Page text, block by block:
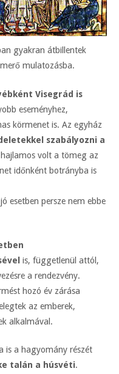
gyakran átbillentek
mulatozásba.
Visegrád is
eseményhez,
körmenet is. Az egyház
szabályozni a
hajlamos volt a tömeg az
időnként botrányba is
esetben persze nem ebbe
is, függetlenül attól,
a rendezvény.
hozó év zárása
az emberek,
alkalmával.
is a hagyomány részét
talán a húsvéti.